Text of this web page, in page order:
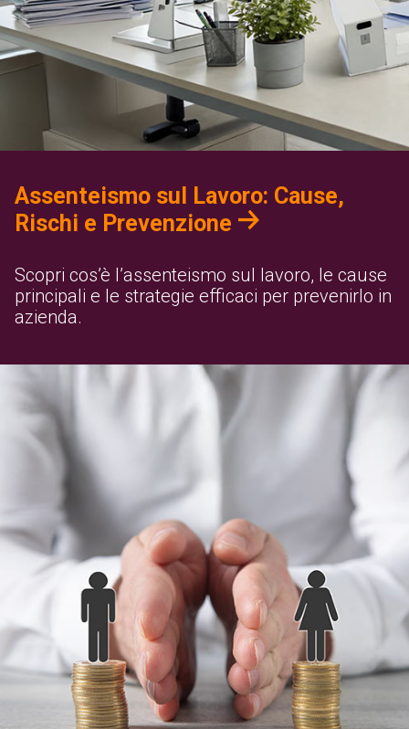
Assenteismo sul Lavoro: Cause,
Rischi e Prevenzione
Scopri cos’è l’assenteismo sul lavoro, le cause
principali e le strategie efficaci per prevenirlo in
azienda.